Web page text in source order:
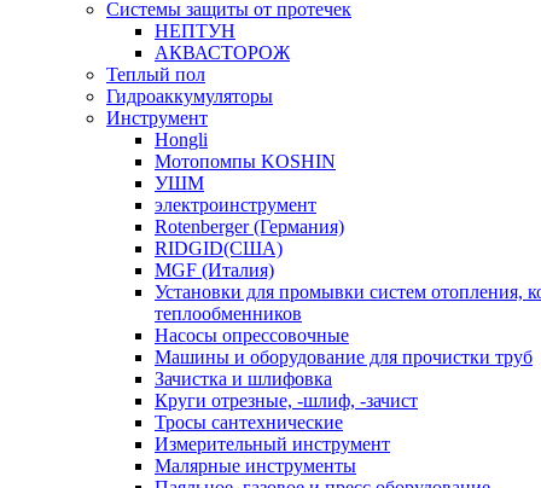
Системы защиты от протечек
НЕПТУН
АКВАСТОРОЖ
Теплый пол
Гидроаккумуляторы
Инструмент
Hongli
Мотопомпы KOSHIN
УШМ
электроинструмент
Rotenberger (Германия)
RIDGID(США)
MGF (Италия)
Установки для промывки систем отопления,
теплообменников
Насосы опрессовочные
Машины и оборудование для прочистки труб
Зачистка и шлифовка
Круги отрезные, -шлиф, -зачист
Тросы сантехнические
Измерительный инструмент
Малярные инструменты